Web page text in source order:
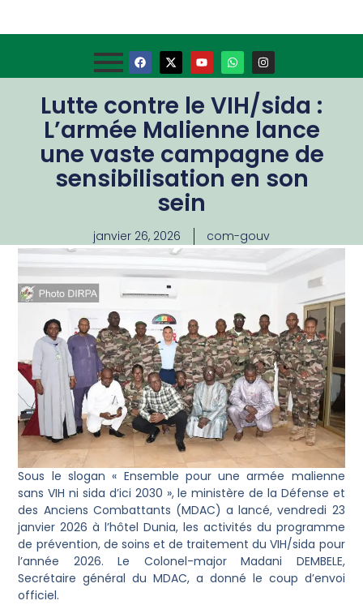
Lutte contre le VIH/sida :
L’armée Malienne lance
une vaste campagne de
sensibilisation en son
sein
janvier 26, 2026 com-gouv
Sous le slogan « Ensemble pour une armée malienne
sans VIH ni sida d’ici 2030 », le ministère de la Défense et
des Anciens Combattants (MDAC) a lancé, vendredi 23
janvier 2026 à l’hôtel Dunia, les activités du programme
de prévention, de soins et de traitement du VIH/sida pour
l’année 2026. Le Colonel-major Madani DEMBELE,
Secrétaire général du MDAC, a donné le coup d’envoi
officiel.